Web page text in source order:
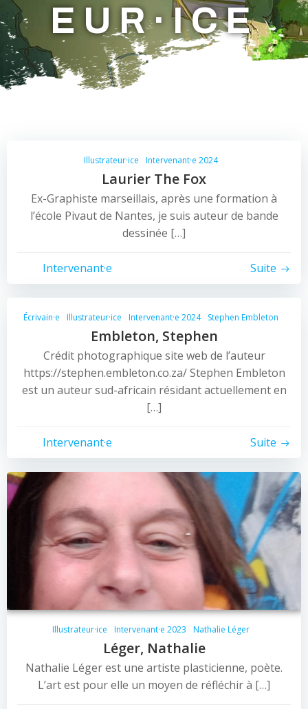
EUR·ICE
Illustrateur·ice Intervenant·e 2024
Laurier The Fox
Ex-Graphiste marseillais, après une formation à
l’école Pivaut de Nantes, je suis auteur de bande
dessinée […]
Intervenant·e Suite
Écrivain·e Illustrateur·ice Intervenant·e 2024 Stephen Embleton
Embleton, Stephen
Crédit photographique site web de l’auteur
https://stephen.embleton.co.za/ Stephen Embleton
est un auteur sud-africain résidant actuellement en
[…]
Intervenant·e Suite
Illustrateur·ice Intervenant·e 2023 Nathalie Léger
Léger, Nathalie
Nathalie Léger est une artiste plasticienne, poète.
L’art est pour elle un moyen de réfléchir à […]